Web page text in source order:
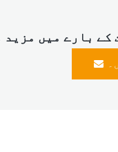
کے بارے میں